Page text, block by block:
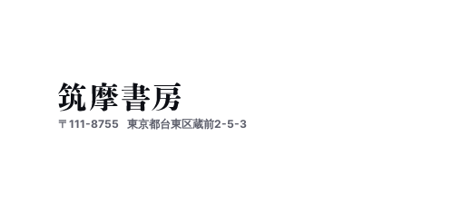
〒111-8755 東京都台東区蔵前2-5-3